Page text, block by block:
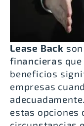
Lease Back son
financieras
beneficios
empresas
estas opciones